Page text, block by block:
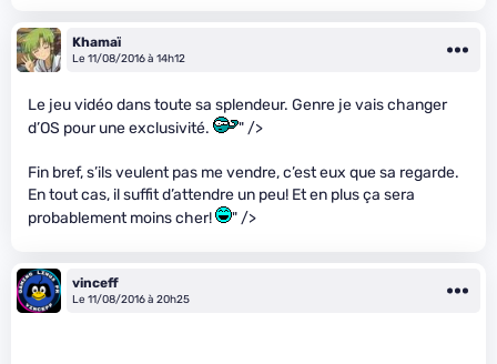
Khamaï
Le 11/08/2016 à 14h12
Le jeu vidéo dans toute sa splendeur. Genre je vais changer
d’OS pour une exclusivité.
" />
Fin bref, s’ils veulent pas me vendre, c’est eux que sa regarde.
En tout cas, il suffit d’attendre un peu! Et en plus ça sera
probablement moins cher!
" />
vinceff
Le 11/08/2016 à 20h25